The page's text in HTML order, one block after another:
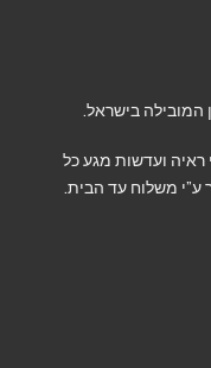
המובילה בישראל.
ועדשות מגע כל
ע”י משלוח עד הבית.